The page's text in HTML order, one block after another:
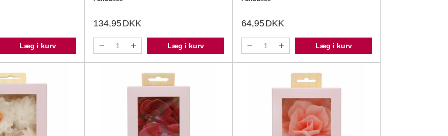
Læg i kurv
134,95DKK
Læg i kurv
64,95DKK
Læg i kurv